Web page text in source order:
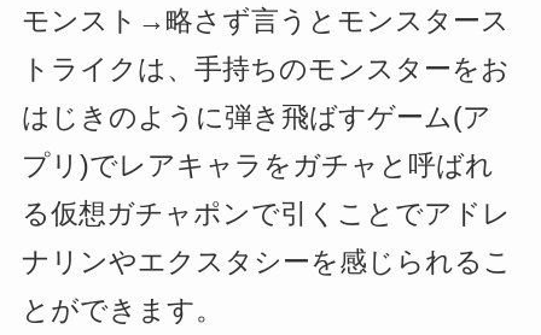
モンスト→略さず言うとモンスタース
トライクは、手持ちのモンスターをお
はじきのように弾き飛ばすゲーム(ア
プリ)でレアキャラをガチャと呼ばれ
る仮想ガチャポンで引くことでアドレ
ナリンやエクスタシーを感じられるこ
とができます。